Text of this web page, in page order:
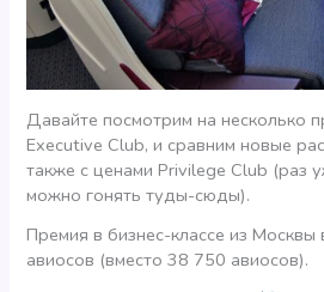
Давайте посмотрим на несколько
Executive Club, и сравним новые
также с ценами Privilege Club (раз
можно гонять туды-сюды).
Премия в бизнес-классе из
авиосов (вместо 38 750 авиосов).